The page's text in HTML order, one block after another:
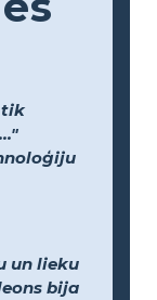
tik
un lieku
bija